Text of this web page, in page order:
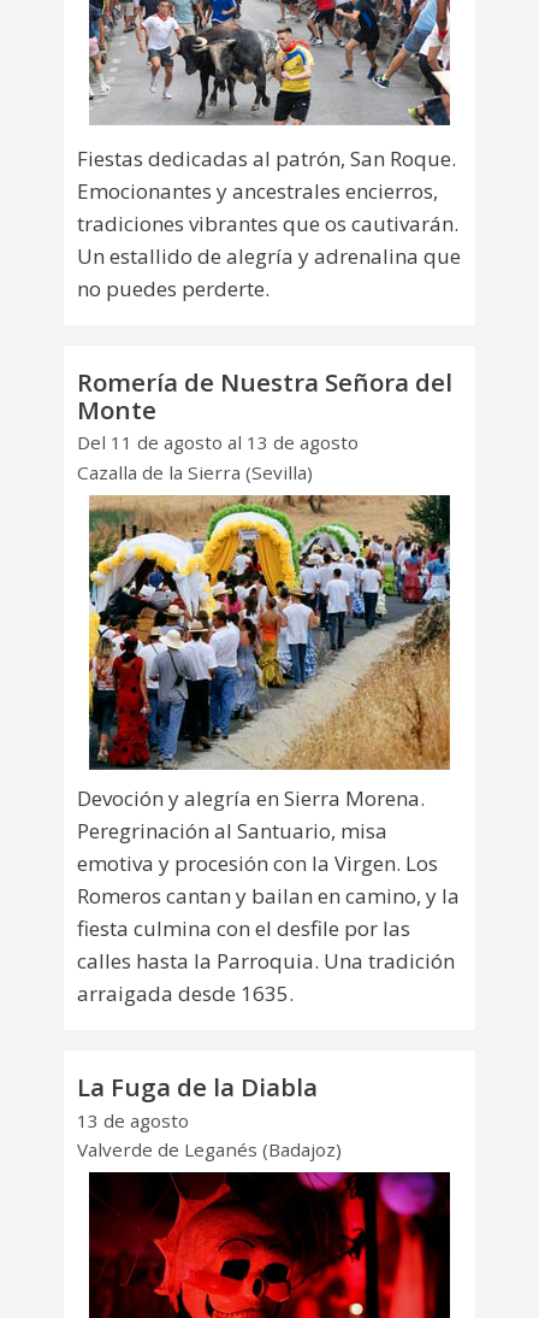
Fiestas dedicadas al patrón, San Roque.
Emocionantes y ancestrales encierros,
tradiciones vibrantes que os cautivarán.
Un estallido de alegría y adrenalina que
no puedes perderte.
Romería de Nuestra Señora del
Monte
Del 11 de agosto al 13 de agosto
Cazalla de la Sierra (Sevilla)
Devoción y alegría en Sierra Morena.
Peregrinación al Santuario, misa
emotiva y procesión con la Virgen. Los
Romeros cantan y bailan en camino, y la
fiesta culmina con el desfile por las
calles hasta la Parroquia. Una tradición
arraigada desde 1635.
La Fuga de la Diabla
13 de agosto
Valverde de Leganés (Badajoz)